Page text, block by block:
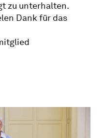
zu unterhalten.
Dank für das